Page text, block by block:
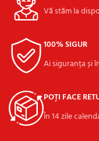
Vă stăm la
100% SIGUR
Ai siguranța și
POȚI FACE
În 14 zile